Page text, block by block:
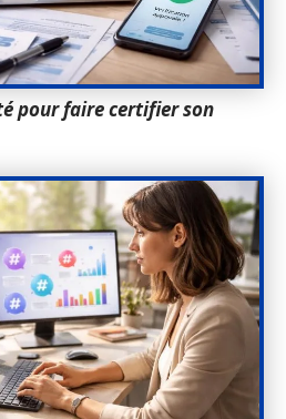
pour faire certifier son